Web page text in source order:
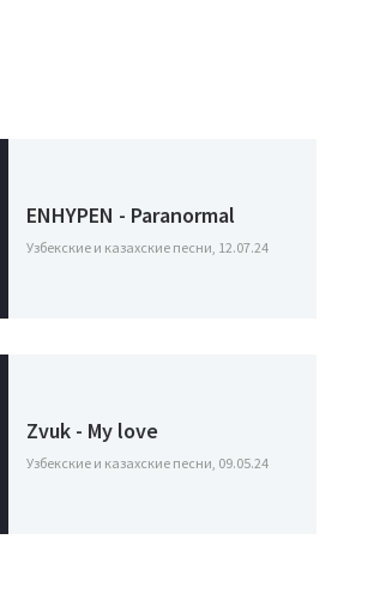
ENHYPEN - Paranormal
Узбекские и казахские песни, 12.07.24
Zvuk - My love
Узбекские и казахские песни, 09.05.24